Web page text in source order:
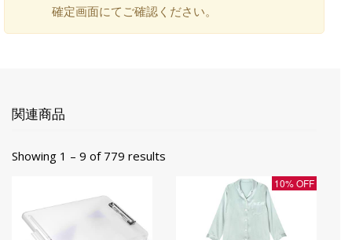
確定画面にてご確認ください。
関連商品
Showing 1 – 9 of 779 results
10% OFF